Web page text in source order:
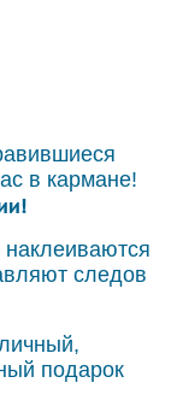
в кармане!
следов
подарок